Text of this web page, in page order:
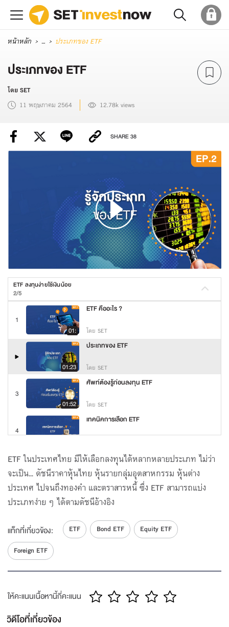
หน้าหลัก ... ประเภทของ ETF
ประเภทของ ETF
โดย SET
11 พฤษภาคม 2564
12.78k views
SHARE38
ETF ลงทุนง่ายใช้เงินน้อย
2/5
1
01:
ETF คืออะไร ?
โดย SET
01:23
ประเภทของ ETF
โดย SET
3
01:52
ศัพท์ต้องรู้ก่อนลงทุน ETF
โดย SET
4
เทคนิคการเลือก ETF
01:15
4 ขั้นตอนเริ่มลงทุน ETF
โดย SET
ETF ในประเทศไทย มีให้เลือกลงทุนได้หลากหลายประเภท ไม่ว่า
จะเป็น... ดัชนีราคาหุ้นไทย หุ้นรายกลุ่มอุตสาหกรรม หุ้นต่าง
ประเทศ ไปจนถึงทองคำ และตราสารหนี้ ซึ่ง ETF สามารถแบ่ง
ประเภทง่าย ๆ ได้ตามดัชนีอ้างอิง
แท็กที่เกี่ยวข้อง: ETF Bond ETF
Equity ETF
Foreign ETF
ให้คะแนนเนื้อหานี้กี่คะแนน
วิดีโอที่เกี่ยวข้อง